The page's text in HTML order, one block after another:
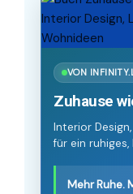
VON
Zuhause
Interior
für ein
Mehr Ruhe.